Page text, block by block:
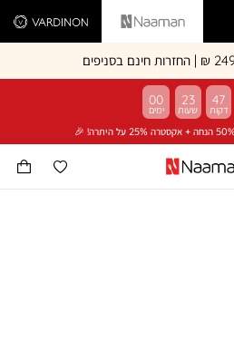
Vardinon Naaman
00 23 47